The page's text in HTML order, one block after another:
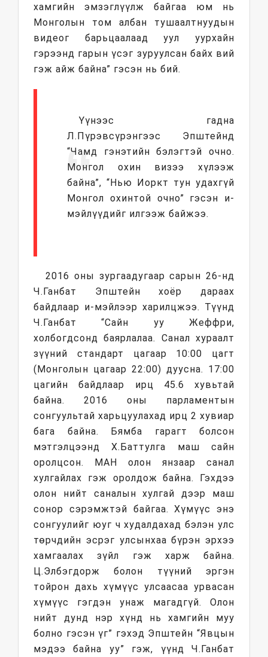
хамгийн эмзэглүүлж байгаа юм нь
Монголын том албан тушаалтнуудын
видеог барьцаалаад уул уурхайн
гэрээнд гарын үсэг зуруулсан байх вий
гэж айж байна” гэсэн нь бий.
Үүнээс гадна
Л.Пүрэвсүрэнгээс Эпштейнд
“Чамд гэнэтийн бэлэгтэй очно.
Монгол охин визээ хүлээж
байна”, “Нью Иоркт тун удахгүй
Монгол охинтой очно” гэсэн и-
мэйлүүдийг илгээж байжээ.
2016 оны зургаадугаар сарын 26-нд
Ч.Ганбат Эпштейн хоёр дараах
байдлаар и-мэйлээр харилцжээ. Түүнд
Ч.Ганбат “Сайн уу Жеффри,
холбогдсонд баярлалаа. Санал хураалт
зүүний стандарт цагаар 10:00 цагт
(Монголын цагаар 22:00) дуусна. 17:00
цагийн байдлаар ирц 45.6 хувьтай
байна. 2016 оны парламентын
сонгуультай харьцуулахад ирц 2 хувиар
бага байна. Бямба гарагт болсон
мэтгэлцээнд Х.Баттулга маш сайн
оролцсон. МАН олон янзаар санал
хулгайлах гэж оролдож байна. Гэхдээ
олон нийт саналын хулгай дээр маш
сонор сэрэмжтэй байгаа. Хүмүүс энэ
сонгуулийг юуг ч худалдахад бэлэн улс
төрчдийн эсрэг улсынхаа бүрэн эрхээ
хамгаалах зүйл гэж харж байна.
Ц.Элбэгдорж болон түүний эргэн
тойрон дахь хүмүүс улсаасаа урвасан
хүмүүс гэгдэн унаж магадгүй. Олон
нийт дунд нэр хүнд нь хамгийн муу
болно гэсэн үг” гэхэд Эпштейн “Явцын
мэдээ байна уу” гэж, үүнд Ч.Ганбат